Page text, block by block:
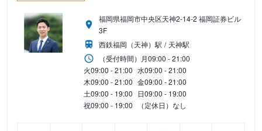
福岡県福岡市中央区天神2-14-2 福岡証券ビル
3F
西鉄福岡（天神）駅
天神駅
（受付時間） 月09:00 - 21:00
火09:00 - 21:00 水09:00 - 21:00
木09:00 - 21:00 金09:00 - 21:00
土09:00 - 19:00 日09:00 - 19:00
祝09:00 - 19:00 （定休日）なし